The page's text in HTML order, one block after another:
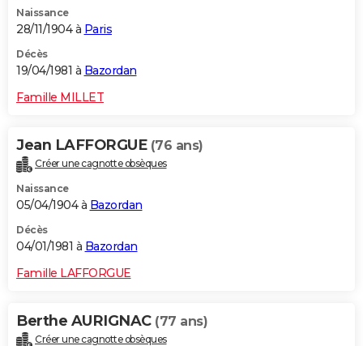
Naissance
28/11/1904 à Paris
Décès
19/04/1981 à Bazordan
Famille MILLET
Jean LAFFORGUE (76 ans)
Créer une cagnotte obsèques
Naissance
05/04/1904 à Bazordan
Décès
04/01/1981 à Bazordan
Famille LAFFORGUE
Berthe AURIGNAC (77 ans)
Créer une cagnotte obsèques